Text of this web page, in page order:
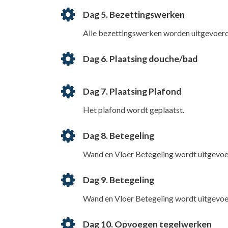
Dag 5. Bezettingswerken
Alle bezettingswerken worden
Dag 6. Plaatsing douche/bad
Dag 7. Plaatsing Plafond
Het plafond wordt geplaatst.
Dag 8. Betegeling
Wand en Vloer Betegeling wordt
Dag 9. Betegeling
Wand en Vloer Betegeling wordt
Dag 10. Opvoegen tegelwerken